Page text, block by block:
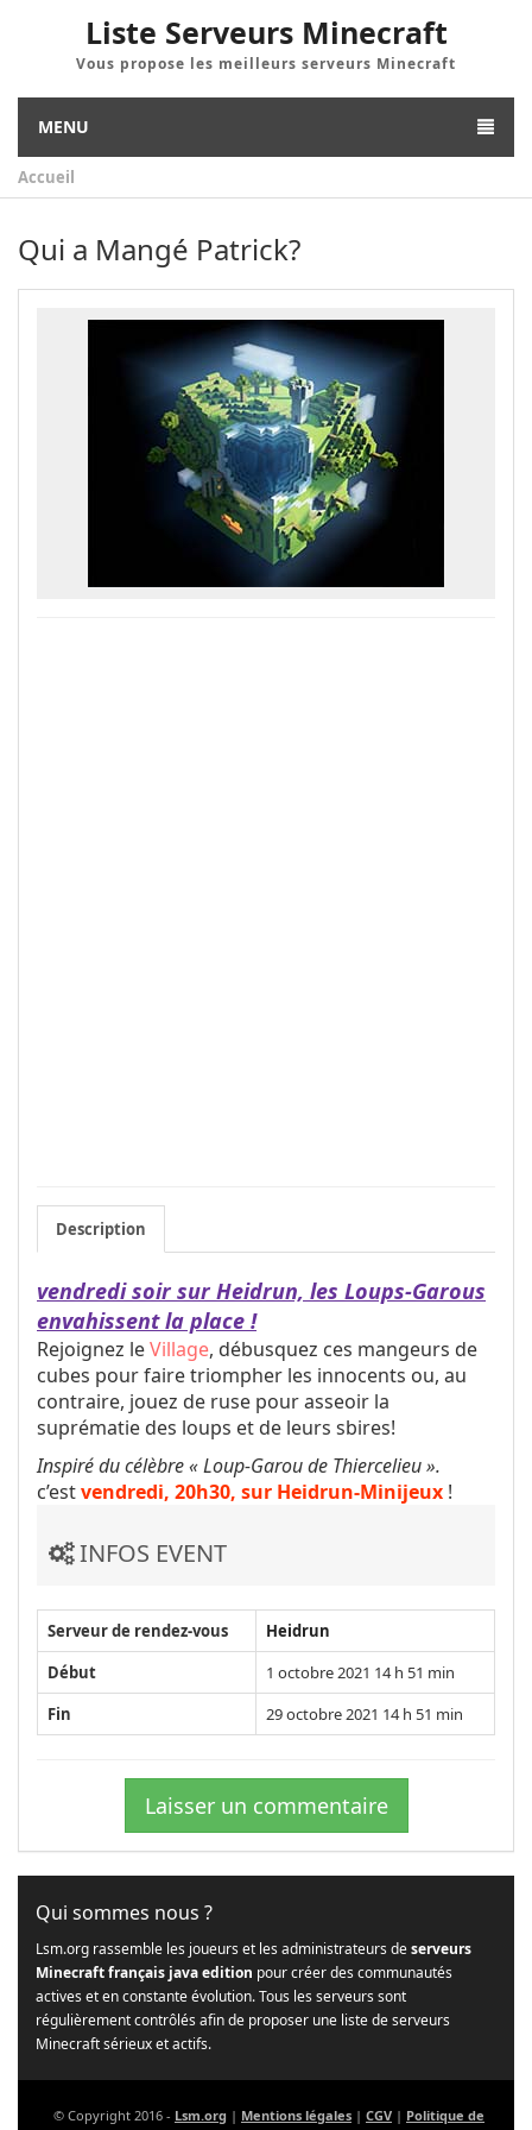
Liste Serveurs Minecraft
Vous propose les meilleurs serveurs Minecraft
MENU
Accueil
Qui a Mangé Patrick?
Description
vendredi soir sur Heidrun, les Loups-Garous
envahissent la place !
Rejoignez leVillage, débusquez ces mangeurs de
cubes pour faire triompher les innocents ou, au
contraire, jouez de ruse pour asseoir la
suprématie des loups et de leurs sbires!
Inspiré du célèbre « Loup-Garou de Thiercelieu ».
c’estvendredi, 20h30, sur Heidrun-Minijeux !
INFOS EVENT
Serveur de rendez-vous
Heidrun
Début
1 octobre 2021 14 h 51 min
Fin
29 octobre 2021 14 h 51 min
Laisser un commentaire
Qui sommes nous ?
Lsm.org rassemble les joueurs et les administrateurs deserveurs
Minecraft français java edition pour créer des communautés
actives et en constante évolution. Tous les serveurs sont
régulièrement contrôlés afin de proposer une liste de serveurs
Minecraft sérieux et actifs.
© Copyright 2016 - Lsm.org | Mentions légales | CGV | Politique de